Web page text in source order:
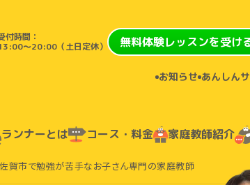
付時間：
〜20:00（土日定休）
無料体験レッスンを受け
お知らせ あんしん
ランナーとは コース・料金 家庭教師紹介
佐賀市で勉強が苦手なお子さん専門の家庭教師